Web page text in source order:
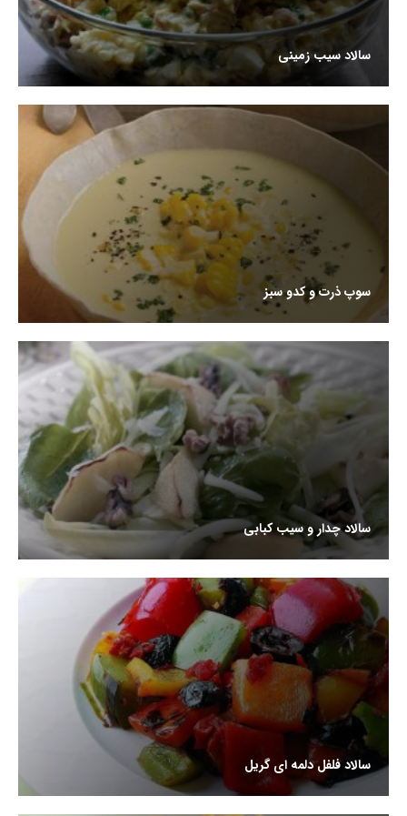
سالاد سیب زمینی
سوپ ذرت و کدو سبز
سالاد چدار و سیب کبابی
سالاد فلفل دلمه ای گریل